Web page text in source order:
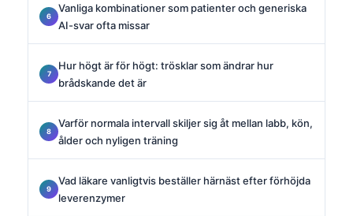
Vanliga kombinationer som patienter och generiska
AI-svar ofta missar
Hur högt är för högt: trösklar som ändrar hur
brådskande det är
Varför normala intervall skiljer sig åt mellan labb, kön,
ålder och nyligen träning
Vad läkare vanligtvis beställer härnäst efter förhöjda
leverenzymer